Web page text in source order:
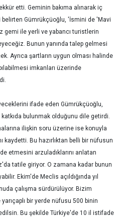
etti. Geminin bakıma alınarak iç
belirten Gümrükçüoğlu, 'İsmini de 'Mavi
gemi ile yerli ve yabancı turistlerin
Bunun yanında talep gelmesi
Ayrıca şartların uygun olması halinde
imkanları üzerinde
ifade eden Gümrükçüoğlu,
bulunmak olduğunu dile getirdi.
ilişkin soru üzerine ise konuyla
kaydetti. Bu hazırlıktan belli bir nüfusun
etmesini arzuladıklarını anlatan
tatile giriyor. O zamana kadar bunun
Ekim'de Meclis açıldığında yıl
çalışma sürdürülüyor. Bizim
bir yerde nüfusu 500 binin
Bu şekilde Türkiye'de 10 il istifade